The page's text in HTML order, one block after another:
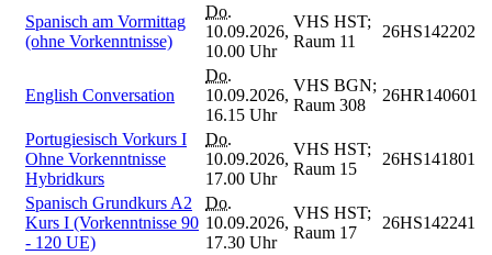
Spanisch am Vormittag
(ohne Vorkenntnisse)
Do.
10.09.2026,
10.00 Uhr
VHS HST;
Raum 11
26HS142202
English Conversation
Do.
10.09.2026,
16.15 Uhr
VHS BGN;
Raum 308
26HR140601
Portugiesisch Vorkurs I
Ohne Vorkenntnisse
Hybridkurs
Do.
10.09.2026,
17.00 Uhr
VHS HST;
Raum 15
26HS141801
Spanisch Grundkurs A2
Kurs I (Vorkenntnisse 90
- 120 UE)
Do.
10.09.2026,
17.30 Uhr
VHS HST;
Raum 17
26HS142241